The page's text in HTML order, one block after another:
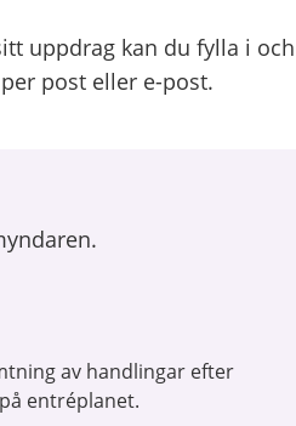
uppdrag kan du fylla i och
post eller e-post.
av handlingar efter
entréplanet.